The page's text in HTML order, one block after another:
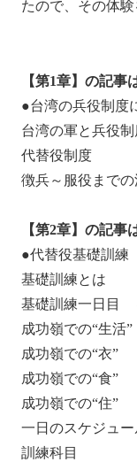
たので、その体験
【第1章】の記事
●台湾の兵役制度
台湾の軍と兵役制
代替役制度
徴兵～服役まで
【第2章】の記事
●代替役基礎訓練
基礎訓練とは
基礎訓練一日目
成功嶺での“生活”
成功嶺での“衣”
成功嶺での“食”
成功嶺での“住”
一日のスケジュー
訓練科目